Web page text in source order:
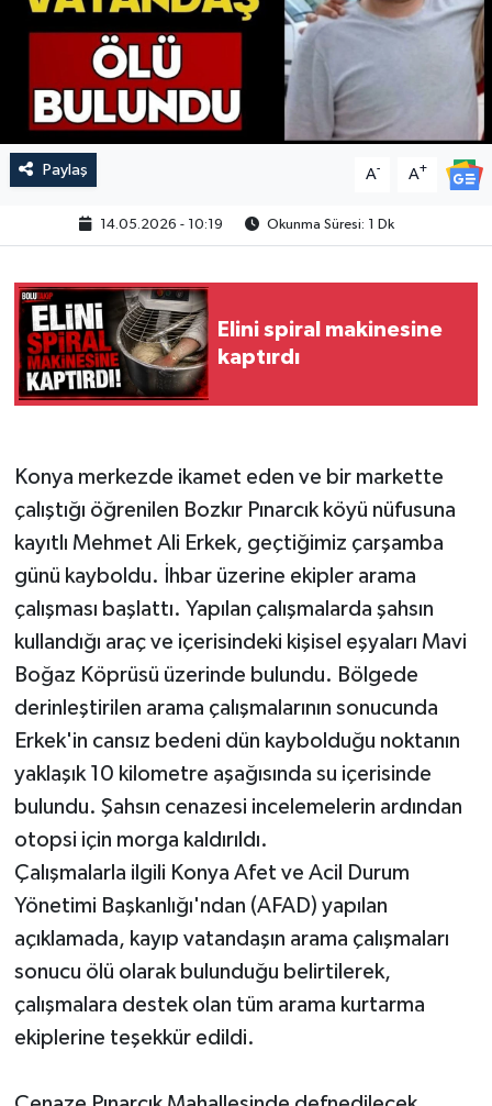
Paylaş A- A+
14.05.2026 - 10:19 Okunma Süresi: 1 Dk
Elini spiral makinesine
kaptırdı
Konya merkezde ikamet eden ve bir markette
çalıştığı öğrenilen Bozkır Pınarcık köyü nüfusuna
kayıtlı Mehmet Ali Erkek, geçtiğimiz çarşamba
günü kayboldu. İhbar üzerine ekipler arama
çalışması başlattı. Yapılan çalışmalarda şahsın
kullandığı araç ve içerisindeki kişisel eşyaları Mavi
Boğaz Köprüsü üzerinde bulundu. Bölgede
derinleştirilen arama çalışmalarının sonucunda
Erkek'in cansız bedeni dün kaybolduğu noktanın
yaklaşık 10 kilometre aşağısında su içerisinde
bulundu. Şahsın cenazesi incelemelerin ardından
otopsi için morga kaldırıldı.
Çalışmalarla ilgili Konya Afet ve Acil Durum
Yönetimi Başkanlığı'ndan (AFAD) yapılan
açıklamada, kayıp vatandaşın arama çalışmaları
sonucu ölü olarak bulunduğu belirtilerek,
çalışmalara destek olan tüm arama kurtarma
ekiplerine teşekkür edildi.